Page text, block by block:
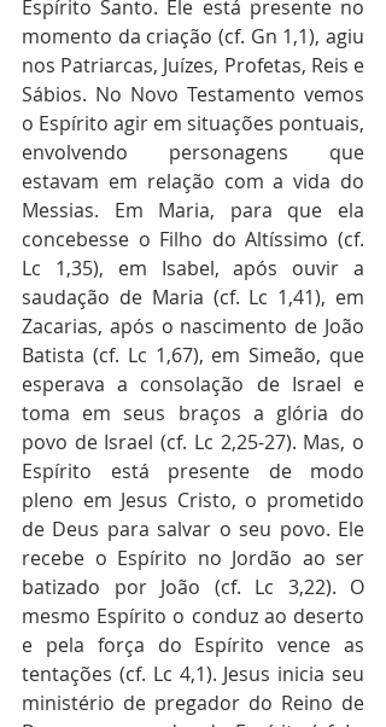
Espírito Santo. Ele está presente no
momento da criação (cf. Gn 1,1), agiu
nos Patriarcas, Juízes, Profetas, Reis e
Sábios. No Novo Testamento vemos
o Espírito agir em situações pontuais,
envolvendo personagens que
estavam em relação com a vida do
Messias. Em Maria, para que ela
concebesse o Filho do Altíssimo (cf.
Lc 1,35), em Isabel, após ouvir a
saudação de Maria (cf. Lc 1,41), em
Zacarias, após o nascimento de João
Batista (cf. Lc 1,67), em Simeão, que
esperava a consolação de Israel e
toma em seus braços a glória do
povo de Israel (cf. Lc 2,25-27). Mas, o
Espírito está presente de modo
pleno em Jesus Cristo, o prometido
de Deus para salvar o seu povo. Ele
recebe o Espírito no Jordão ao ser
batizado por João (cf. Lc 3,22). O
mesmo Espírito o conduz ao deserto
e pela força do Espírito vence as
tentações (cf. Lc 4,1). Jesus inicia seu
ministério de pregador do Reino de